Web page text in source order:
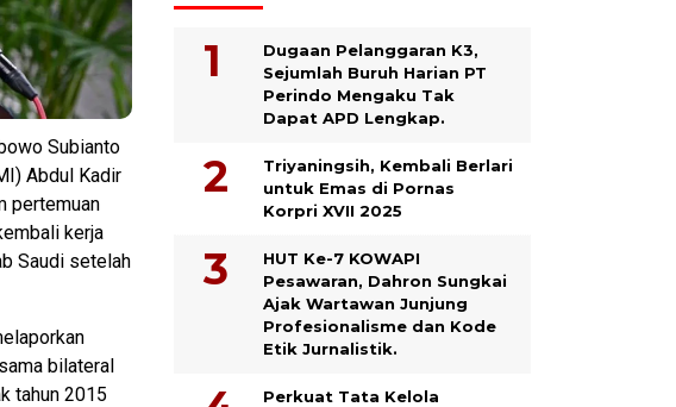
Subianto
Abdul Kadir
pertemuan
kerja
Saudi setelah
bilateral
tahun 2015
Dugaan Pelanggaran K3,
Sejumlah Buruh Harian PT
Perindo Mengaku Tak
Dapat APD Lengkap.
Triyaningsih, Kembali Berlari
untuk Emas di Pornas
Korpri XVII 2025
HUT Ke-7 KOWAPI
Pesawaran, Dahron Sungkai
Ajak Wartawan Junjung
Profesionalisme dan Kode
Etik Jurnalistik.
Perkuat Tata Kelola